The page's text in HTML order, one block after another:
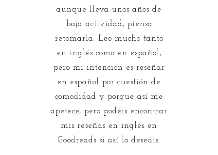
aunque lleva unos años de
baja actividad, pienso
retomarla. Leo mucho tanto
en inglés como en español,
pero mi intención es reseñar
en español por cuestión de
comodidad y porque así me
apetece, pero podéis encontrar
mis reseñas en inglés en
Goodreads si así lo deseáis.